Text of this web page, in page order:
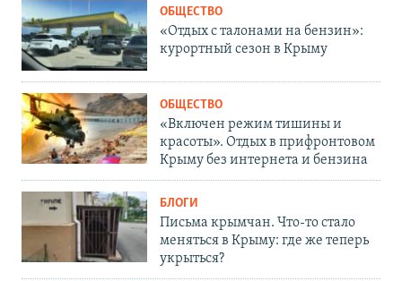
ОБЩЕСТВО
«Отдых с талонами на бензин»:
курортный сезон в Крыму
ОБЩЕСТВО
«Включен режим тишины и
красоты». Отдых в прифронтовом
Крыму без интернета и бензина
БЛОГИ
Письма крымчан. Что-то стало
меняться в Крыму: где же теперь
укрыться?